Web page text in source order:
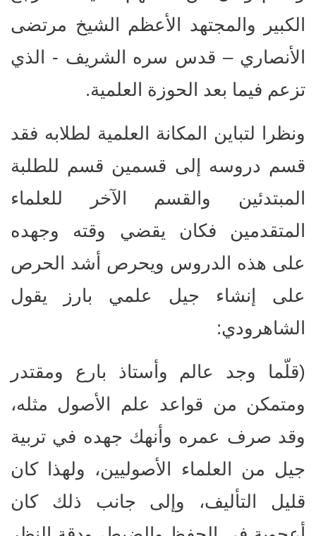
الكبير والمجتهد الأعظم الشيخ مرتضى
الأنصاري – قدس سره الشريف - الذي
تزعم فيما بعد الحوزة العلمية.
ونظرا لتباين المكانة العلمية لطلابه فقد
قسم دروسه إلى قسمين قسم للطلبة
المبتدئين والقسم الآخر للعلماء
المتقدمين فكان يقضي وقته وجهده
على هذه الدروس ويحرص أشد الحرص
على إنشاء جيل علمي بارز يقول
الشاهرودي:
(قلّما وجد عالم وأستاذ بارع ومقتدر
ومتمكن من قواعد علم الأصول مثله،
وقد صرف عمره وأنهك جهده في تربية
جيل من العلماء الأصوليين، ولهذا كان
قليل التأليف، وإلى جانب ذلك كان